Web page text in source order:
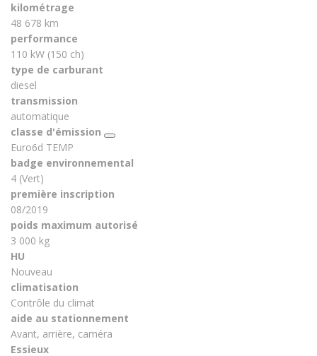
kilométrage
48 678 km
performance
110 kW (150 ch)
type de carburant
diesel
transmission
automatique
classe d'émission
Euro6d TEMP
badge environnemental
4 (Vert)
première inscription
08/2019
poids maximum autorisé
3 000 kg
HU
Nouveau
climatisation
Contrôle du climat
aide au stationnement
Avant, arrière, caméra
Essieux